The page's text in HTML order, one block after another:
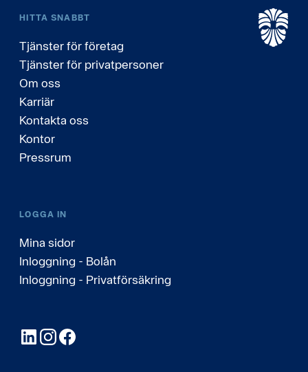
HITTA SNABBT
Tjänster för företag
Tjänster för privatpersoner
Om oss
Karriär
Kontakta oss
Kontor
Pressrum
LOGGA IN
Mina sidor
Inloggning - Bolån
Inloggning - Privatförsäkring
LinkedInInstagram